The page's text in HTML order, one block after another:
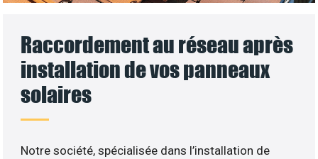
Raccordement au réseau après
installation de vos panneaux
solaires
Notre société, spécialisée dans l’installation de